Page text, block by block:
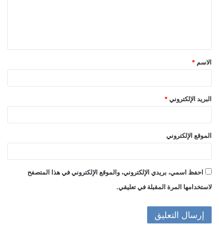
ق
*
الاسم *
البريد الإلكتروني *
الموقع الإلكتروني
احفظ اسمي، بريدي الإلكتروني، والموقع الإلكتروني في هذا المتصفح
لاستخدامها المرة المقبلة في تعليقي.